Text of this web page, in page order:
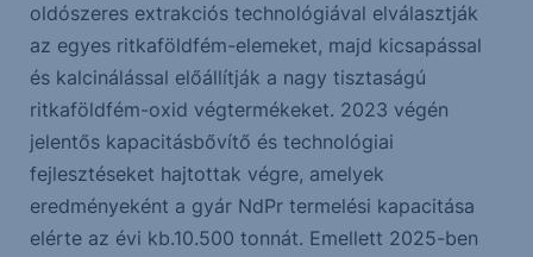
oldószeres extrakciós technológiával elválasztják
az egyes ritkaföldfém-elemeket, majd kicsapással
és kalcinálással előállítják a nagy tisztaságú
ritkaföldfém-oxid végtermékeket. 2023 végén
jelentős kapacitásbővítő és technológiai
fejlesztéseket hajtottak végre, amelyek
eredményeként a gyár NdPr termelési kapacitása
elérte az évi kb.10.500 tonnát. Emellett 2025-ben